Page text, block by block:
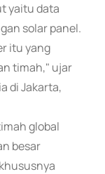
yaitu data
solar panel.
itu yang
timah," ujar
di Jakarta,
global
besar